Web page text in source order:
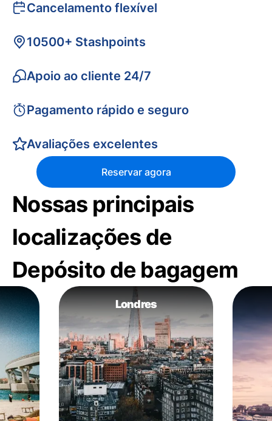
Cancelamento flexível
10500+ Stashpoints
Apoio ao cliente 24/7
Pagamento rápido e seguro
Avaliações excelentes
Reservar agora
Nossas principais
localizações de
Depósito de bagagem
Londres